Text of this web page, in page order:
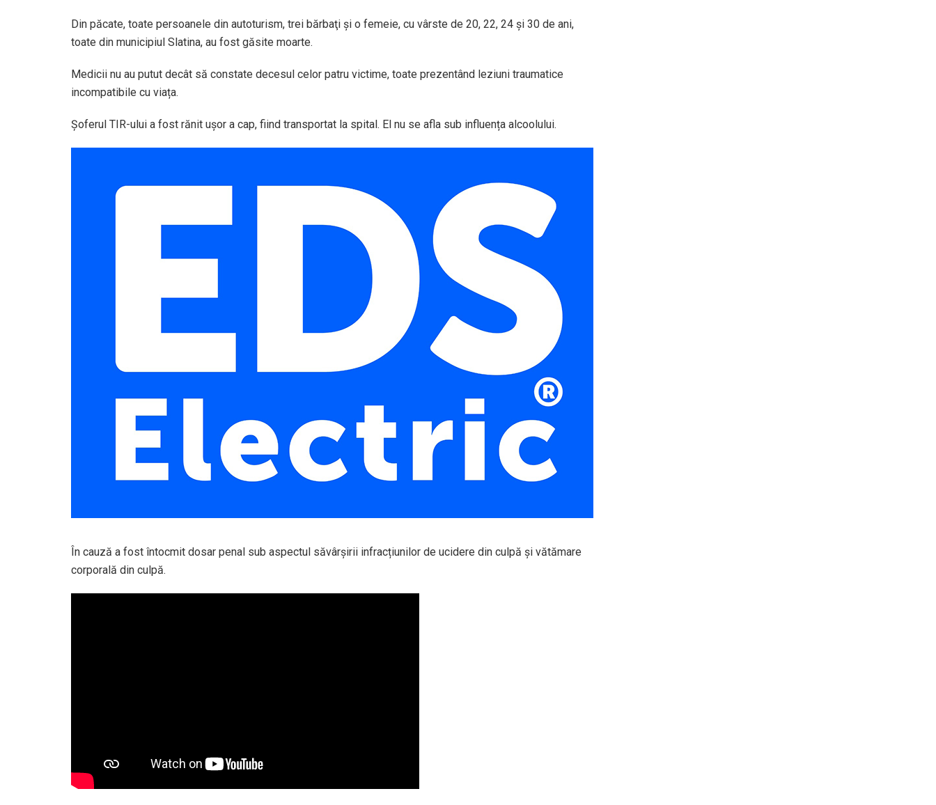
Din păcate, toate persoanele din autoturism, trei bărbaţi şi o femeie, cu vârste de 20, 22, 24 şi 30 de ani,
toate din municipiul Slatina, au fost găsite moarte.
Medicii nu au putut decât să constate decesul celor patru victime, toate prezentând leziuni traumatice
incompatibile cu viața.
Șoferul TIR-ului a fost rănit ușor a cap, fiind transportat la spital. El nu se afla sub influența alcoolului.
În cauză a fost întocmit dosar penal sub aspectul săvârșirii infracțiunilor de ucidere din culpă și vătămare
corporală din culpă.